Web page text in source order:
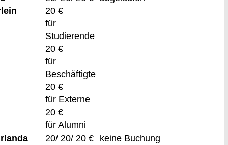
20 €
für
Studierende
20 €
für
Beschäftigte
20 €
für Externe
20 €
für Alumni
20/ 20/ 20 €
keine Buchung